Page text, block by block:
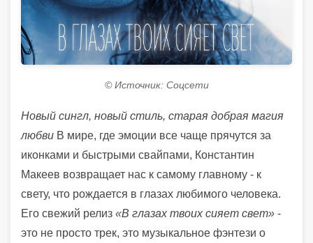
© Источник: Соцсети
Новый сингл, новый стиль, старая добрая магия
любви В мире, где эмоции все чаще прячутся за
иконками и быстрыми свайпами, Константин
Макеев возвращает нас к самому главному - к
свету, что рождается в глазах любимого человека.
Его свежий релиз «В глазах твоих сияет свет» -
это не просто трек, это музыкальное фэнтези о